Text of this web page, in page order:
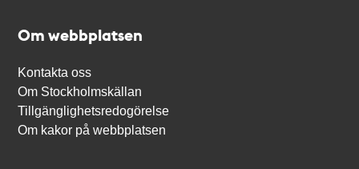
Om webbplatsen
Kontakta oss
Om Stockholmskällan
Tillgänglighetsredogörelse
Om kakor på webbplatsen